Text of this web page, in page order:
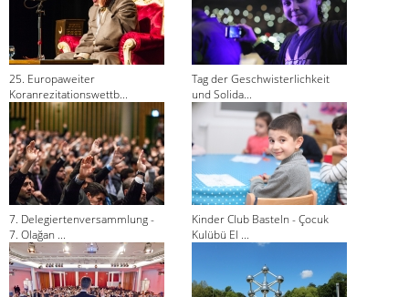
25. Europaweiter
Koranrezitationswettb...
Tag der Geschwisterlichkeit
und Solida...
7. Delegiertenversammlung -
7. Olağan ...
Kinder Club Basteln - Çocuk
Kulübü El ...